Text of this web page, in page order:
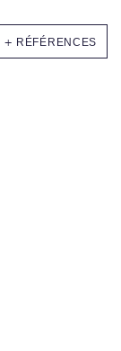
RÉFÉRENCES